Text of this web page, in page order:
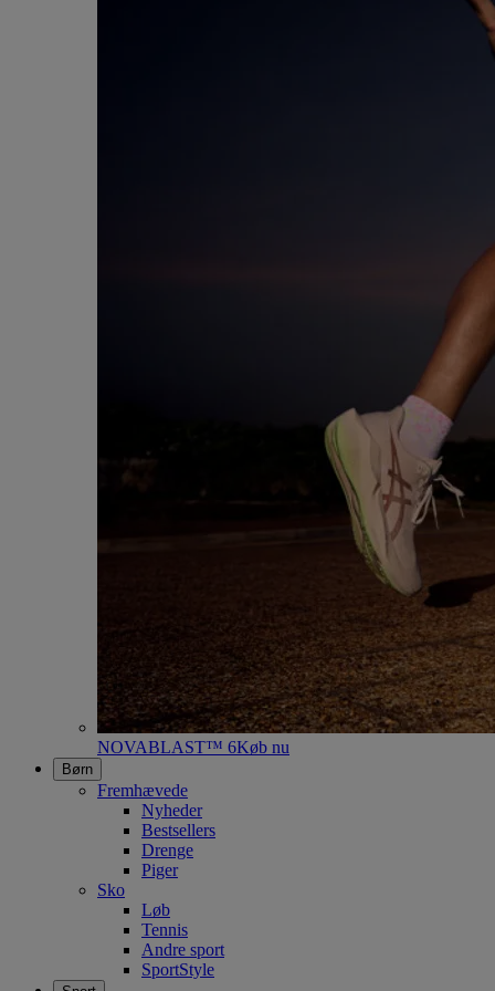
NOVABLAST™ 6Køb nu
Børn
Fremhævede
Nyheder
Bestsellers
Drenge
Piger
Sko
Løb
Tennis
Andre sport
SportStyle